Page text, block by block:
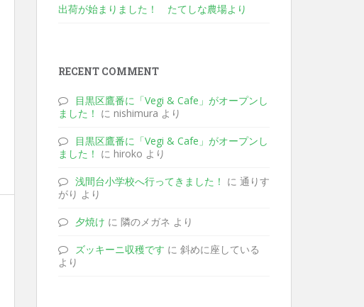
出荷が始まりました！ たてしな農場より
RECENT COMMENT
目黒区鷹番に「Vegi & Cafe」がオープンし
ました！ に nishimura より
目黒区鷹番に「Vegi & Cafe」がオープンし
ました！ に hiroko より
浅間台小学校へ行ってきました！ に 通りす
がり より
夕焼け に 隣のメガネ より
ズッキーニ収穫です に 斜めに座している
より